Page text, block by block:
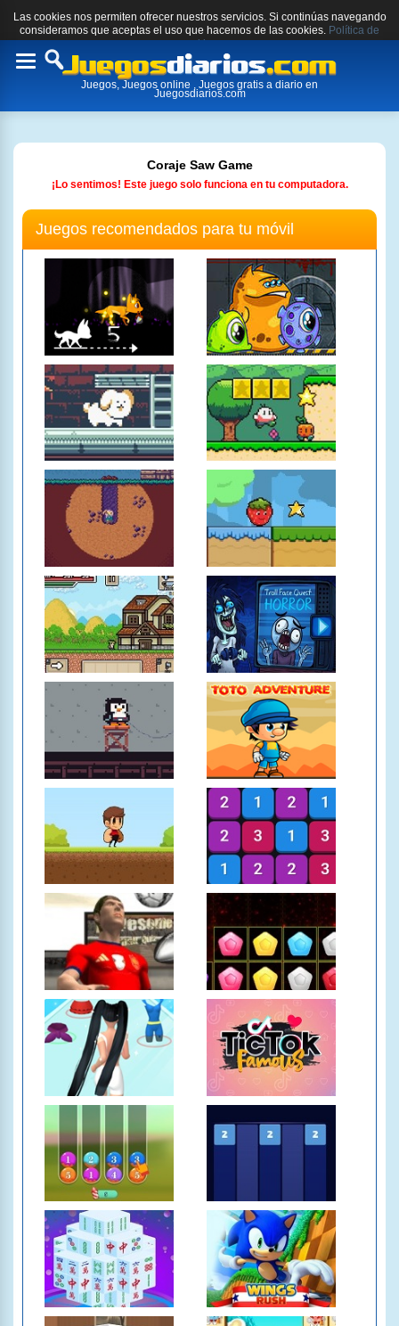
Las cookies nos permiten ofrecer nuestros servicios. Si continúas navegando
consideramos que aceptas el uso que hacemos de las cookies. Política de
cookies.
Toggle
Juegos, Juegos online , Juegos gratis a diario en
Juegosdiarios.com
Coraje Saw Game
¡Lo sentimos! Este juego solo funciona en tu computadora.
Juegos recomendados para tu móvil